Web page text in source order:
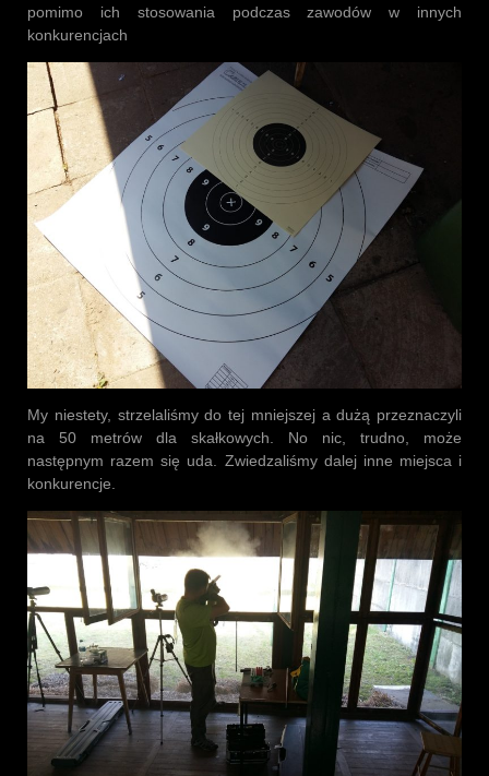
pomimo ich stosowania podczas zawodów w innych
konkurencjach
My niestety, strzelaliśmy do tej mniejszej a dużą przeznaczyli
na 50 metrów dla skałkowych. No nic, trudno, może
następnym razem się uda. Zwiedzaliśmy dalej inne miejsca i
konkurencje.